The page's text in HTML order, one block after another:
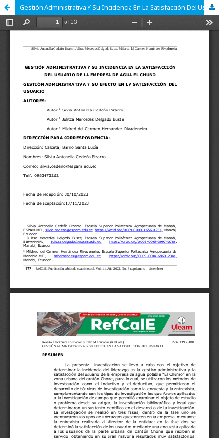
Gestión Administrativa Y Su Incidencia En La Satisfacción Del Usuario De La Empresa De Agua El Chuno